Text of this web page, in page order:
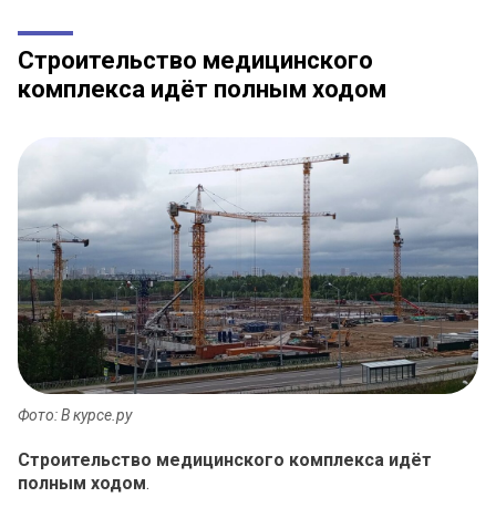
Строительство медицинского
комплекса идёт полным ходом
Фото: В курсе.ру
Строительство медицинского комплекса идёт
полным ходом.